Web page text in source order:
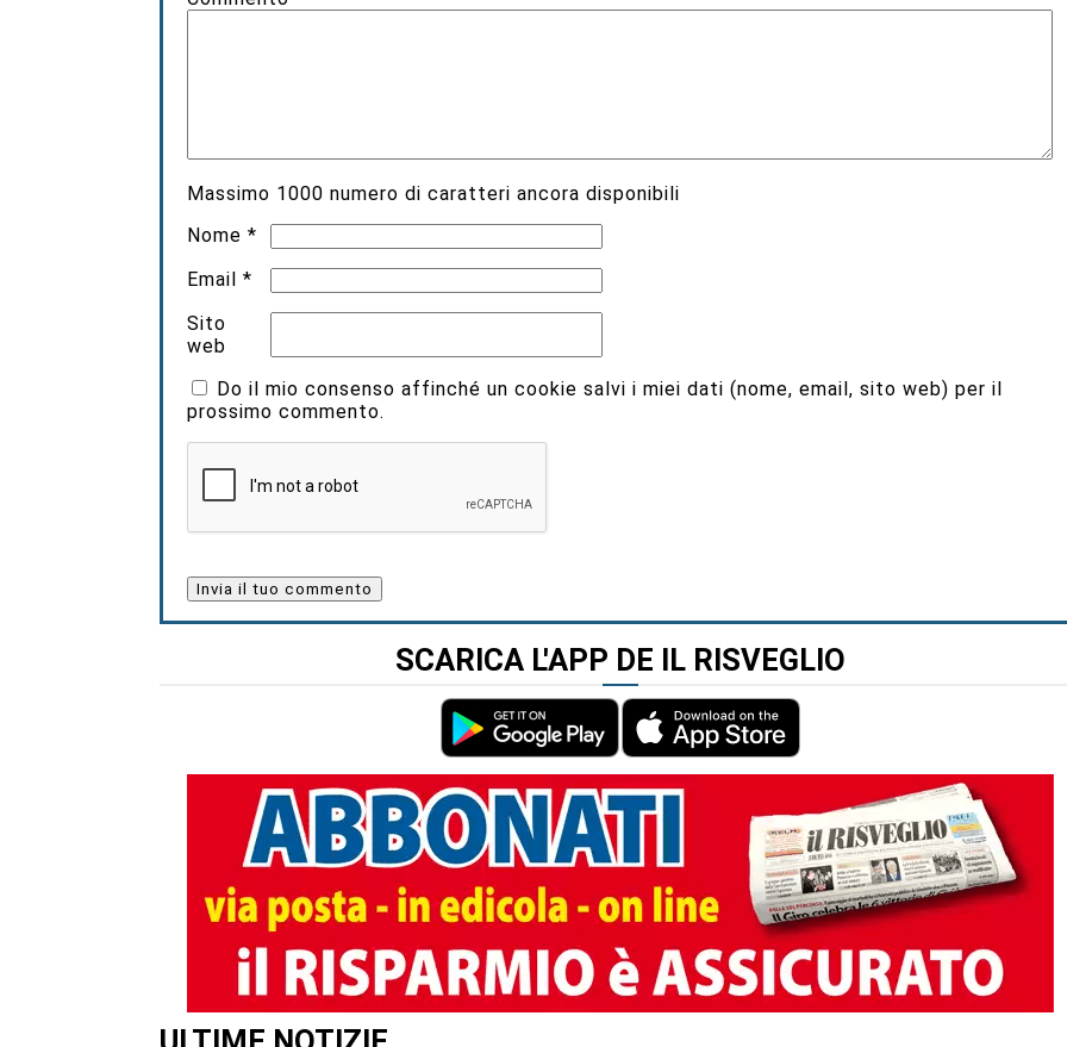
Massimo 1000 numero di caratteri ancora disponibili
Nome*
Email*
Sito
web
Do il mio consenso affinché un cookie salvi i miei dati (nome, email, sito web) per il
prossimo commento.
SCARICA L'APP DE IL RISVEGLIO